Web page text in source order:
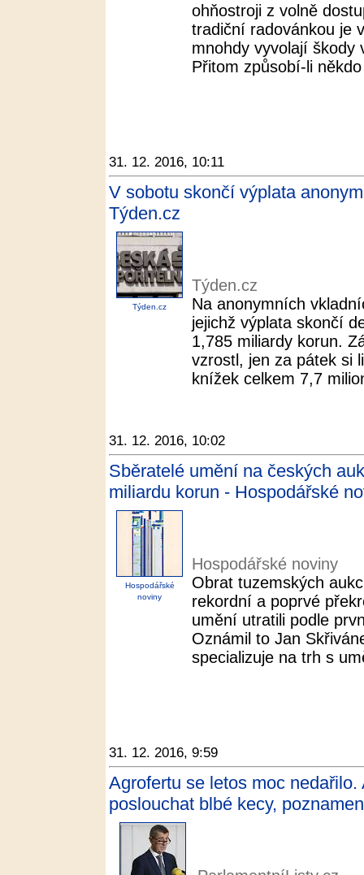
ohňostroji z volně
tradiční radovánkou je
mnohdy vyvolají škody
Přitom způsobí-li
31. 12. 2016, 10:11
V sobotu skončí výplata
Týden.cz
Týden.cz
Týden.cz
Na anonymních
jejichž výplata skončí
1,785 miliardy korun.
vzrostl, jen za pátek si
knížek celkem 7,7
31. 12. 2016, 10:02
Sběratelé umění na českých
miliardu korun - Hospodářské
Hospodářské
noviny
Hospodářské noviny
Obrat tuzemských
rekordní a poprvé
umění utratili podle
Oznámil to Jan
specializuje na trh s
31. 12. 2016, 9:59
Agrofertu se letos moc
poslouchat blbé kecy,